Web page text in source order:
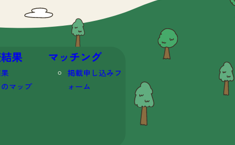
果
マップ
マッチング
掲載申し込みフ
ォーム